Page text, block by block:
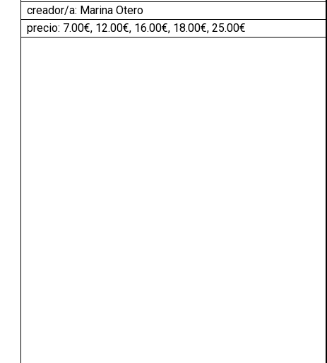
creador/a: Marina Otero
precio: 7.00€, 12.00€, 16.00€, 18.00€, 25.00€